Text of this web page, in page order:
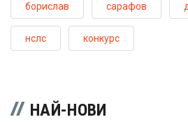
борислав сарафов
нслс конкурс
НАЙ-НОВИ